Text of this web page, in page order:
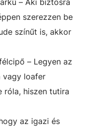
– Aki biztosra
szerezzen be
színűt is, akkor
– Legyen az
vagy loafer
róla, hiszen tutira
az igazi és